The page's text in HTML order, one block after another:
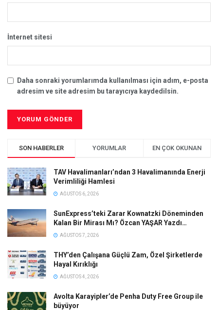
İnternet sitesi
Daha sonraki yorumlarımda kullanılması için adım, e-posta
adresim ve site adresim bu tarayıcıya kaydedilsin.
SON HABERLER YORUMLAR EN ÇOK OKUNAN
TAV Havalimanları’ndan 3 Havalimanında Enerji
Verimliliği Hamlesi
AĞUSTOS 6, 2026
SunExpress’teki Zarar Kownatzki Döneminden
Kalan Bir Mirası Mı? Özcan YAŞAR Yazdı…
AĞUSTOS 7, 2026
THY’den Çalışana Güçlü Zam, Özel Şirketlerde
Hayal Kırıklığı
AĞUSTOS 4, 2026
Avolta Karayipler’de Penha Duty Free Group ile
büyüyor